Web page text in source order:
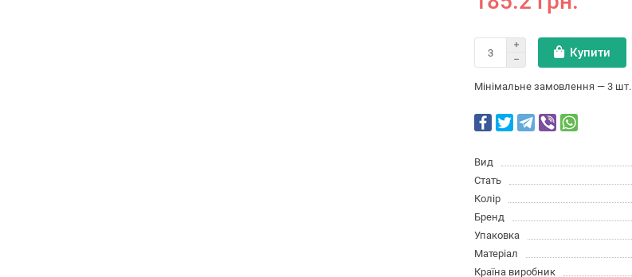
Купити
Мінімальне замовлення — 3 шт.
Вид
Стать
Колір
Бренд
Упаковка
Матеріал
Країна виробник